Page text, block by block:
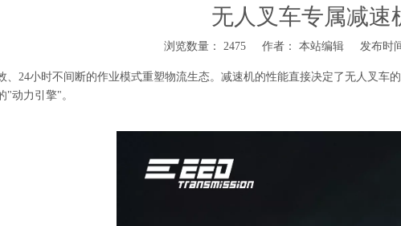
无人叉车专属减速
浏览数量： 2475 作者： 本站编辑 发布时
、24小时不间断的作业模式重塑物流生态。减速机的性能直接决定了无人叉
"动力引擎"。